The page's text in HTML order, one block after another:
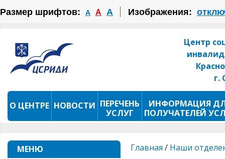
Размер шрифтов: А А А Изображения:
Центр
г.
О ЦЕНТРЕ НОВОСТИ ПЕРЕЧЕНЬ
УСЛУГ
ИНФОРМАЦИЯ
ПОЛУЧАТЕЛЕЙ
ПРОКАТ ТСР ФОТОКОНКУРС
МЕНЮ
Главная / Наши